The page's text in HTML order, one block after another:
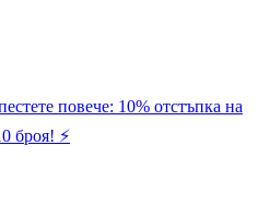
повече: 10% отстъпка на
броя! ⚡️